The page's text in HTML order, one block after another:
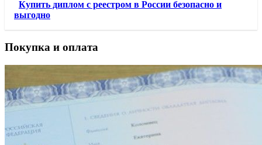
Купить диплом с реестром в России безопасно и
выгодно
Покупка и оплата